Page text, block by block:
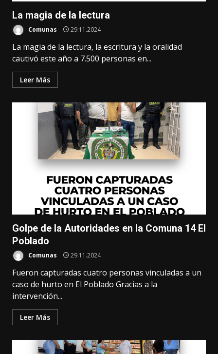
La magia de la lectura
Comunas 29.11.2024
La magia de la lectura, la escritura y la oralidad
cautivó este año a 7.500 personas en...
Leer Más
Golpe de la Autoridades en la Comuna 14 El
Poblado
Comunas 29.11.2024
Fueron capturadas cuatro personas vinculadas a un
caso de hurto en El Poblado Gracias a la
intervención...
Leer Más